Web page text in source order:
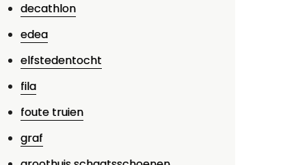
decathlon
edea
elfstedentocht
fila
foute truien
graf